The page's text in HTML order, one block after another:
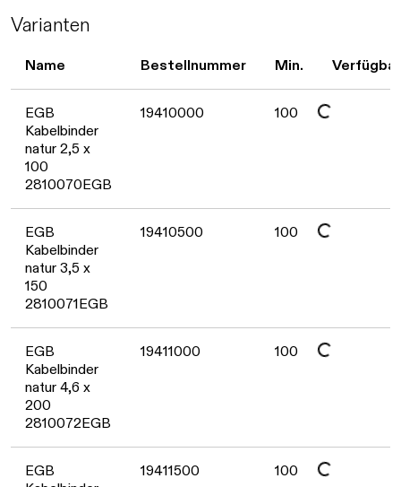
Varianten
Name Bestellnummer Min.
EGB
Kabelbinder
natur 2,5 x
100
2810070EGB
19410000 100
Daten werden geladen. Bitte warten...
EGB
Kabelbinder
natur 3,5 x
150
2810071EGB
19410500 100
Daten werden geladen. Bitte warten...
EGB
Kabelbinder
natur 4,6 x
200
2810072EGB
19411000 100
Daten werden geladen. Bitte warten...
EGB
19411500 100